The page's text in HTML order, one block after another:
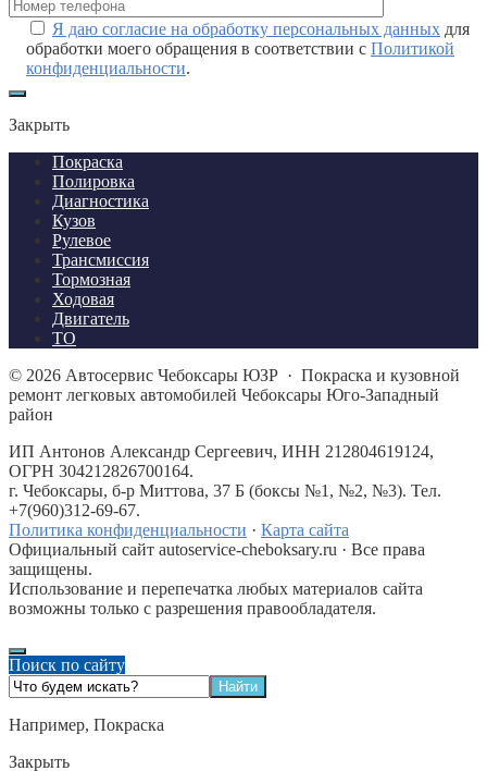
Я даю согласие на обработку персональных данных для
обработки моего обращения в соответствии с Политикой
конфиденциальности.
Закрыть
Покраска
Полировка
Диагностика
Кузов
Рулевое
Трансмиссия
Тормозная
Ходовая
Двигатель
ТО
© 2026 Автосервис Чебоксары ЮЗР · Покраска и кузовной
ремонт легковых автомобилей Чебоксары Юго-Западный
район
ИП Антонов Александр Сергеевич, ИНН 212804619124,
ОГРН 304212826700164.
г. Чебоксары, б-р Миттова, 37 Б (боксы №1, №2, №3). Тел.
+7(960)312-69-67.
Политика конфиденциальности · Карта сайта
Официальный сайт autoservice-cheboksary.ru · Все права
защищены.
Использование и перепечатка любых материалов сайта
возможны только с разрешения правообладателя.
Поиск по сайту
Например, Покраска
Закрыть